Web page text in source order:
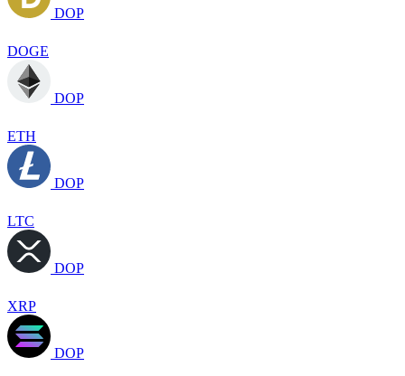
DOP
DOGE
DOP
ETH
DOP
LTC
DOP
XRP
DOP